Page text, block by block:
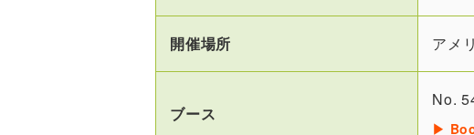
開催場所 アメ
ブース
No.
▶